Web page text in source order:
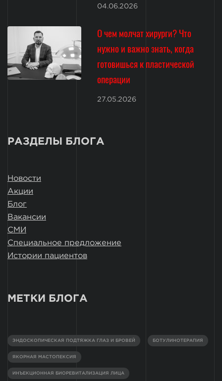
04.06.2026
О чем молчат хирурги? Что
нужно и важно знать, когда
готовишься к пластической
операции
27.05.2026
РАЗДЕЛЫ БЛОГА
Новости
Акции
Блог
Вакансии
СМИ
Специальное предложение
Истории пациентов
МЕТКИ БЛОГА
ЭНДОСКОПИЧЕСКАЯ ПОДТЯЖКА ГЛАЗ И БРОВЕЙ БОТУЛИНОТЕРАПИЯ
ЯКОРНАЯ МАСТОПЕКСИЯ
ИНЪЕКЦИОННАЯ БИОРЕВИТАЛИЗАЦИЯ ЛИЦА